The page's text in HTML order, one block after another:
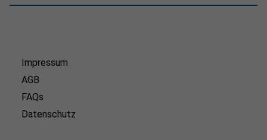
Impressum
AGB
FAQs
Datenschutz